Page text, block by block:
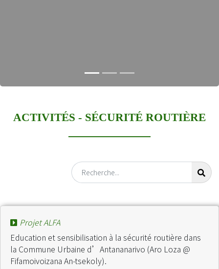
ACTIVITÉS - SÉCURITÉ ROUTIÈRE
Projet ALFA
Education et sensibilisation à la sécurité routière dans
la Commune Urbaine d’Antananarivo (Aro Loza @
Fifamoivoizana An-tsekoly).